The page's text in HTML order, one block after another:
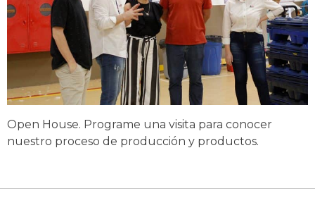
Open House. Programe una visita para conocer
nuestro proceso de producción y productos.